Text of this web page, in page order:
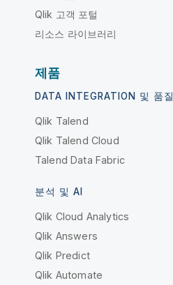
Qlik 고객 포털
리소스 라이브러리
제품
DATA INTEGRATION 및 품질
Qlik Talend
Qlik Talend Cloud
Talend Data Fabric
분석 및 AI
Qlik Cloud Analytics
Qlik Answers
Qlik Predict
Qlik Automate